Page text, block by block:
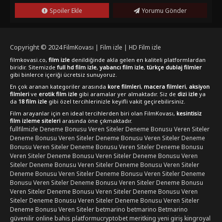
duygusal ve gerilim dolu hikayeler ilginizi çekiyorsa, "Müptela
(2014)" tam size göre olabilir.Filmi izlemek için FilmKovası
yolculuğa çıkmak isteyen izleyiciler için ideal bir seçenek
olabilir.
Spoiler Ekle Yorumu Gönder
Copyright © 2024FilmKovası | Film izle | HD Film izle
filmkovasi.co, film izle denildiğinde akla gelen en kaliteli platformlardan
biridir. Sitemizde full hd film izle, yabancı film izle, türkçe dublaj filmler
gibi binlerce içeriği ücretsiz sunuyoruz.
En çok aranan kategoriler arasında kore filmleri, macera filmleri, aksiyon
filmleri ve erotik film izle gibi aramalar yer almaktadır. Siz de dizi izle ya
da 18 film izle gibi özel tercihlerinizle keyifli vakit geçirebilirsiniz.
Film arayanlar için en ideal tercihlerden biri olan FilmKovası, kesintisiz
film izleme siteleri arasında öne çıkmaktadır.
fullfilmizle Deneme Bonusu Veren SitelerDeneme Bonusu Veren Siteler
Deneme Bonusu Veren SitelerDeneme Bonusu Veren SitelerDeneme
Bonusu Veren SitelerDeneme Bonusu Veren SitelerDeneme Bonusu
Veren SitelerDeneme Bonusu Veren SitelerDeneme Bonusu Veren
SitelerDeneme Bonusu Veren SitelerDeneme Bonusu Veren Siteler
Deneme Bonusu Veren SitelerDeneme Bonusu Veren SitelerDeneme
Bonusu Veren SitelerDeneme Bonusu Veren SitelerDeneme Bonusu
Veren SitelerDeneme Bonusu Veren SitelerDeneme Bonusu Veren
SitelerDeneme Bonusu Veren SitelerDeneme Bonusu Veren Siteler
Deneme Bonusu Veren Sitelerbetmarino betmarino Betmarino
güvenilir online bahis platformucryptobetmeritking yeni girişkingroyal